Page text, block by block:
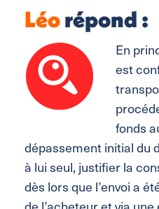
Léorépond :
En
est
fonds
dépassement initial du
à lui seul, justifier la
dès lors que l’envoi a